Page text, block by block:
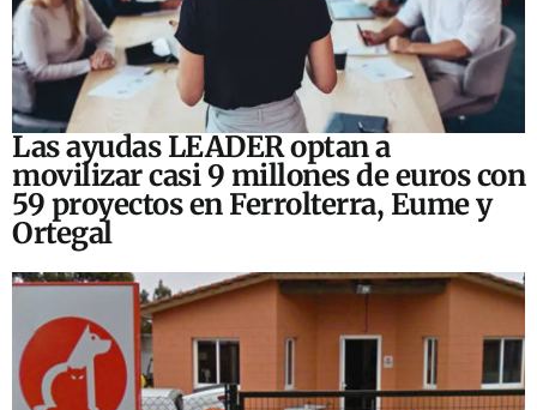
Las ayudas LEADER optan a
movilizar casi 9 millones de euros con
59 proyectos en Ferrolterra, Eume y
Ortegal